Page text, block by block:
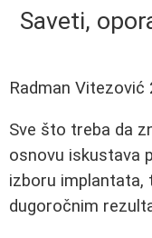
Saveti,
Radman Vitezović
Sve što treba da
osnovu iskustava
izboru implantata,
dugoročnim